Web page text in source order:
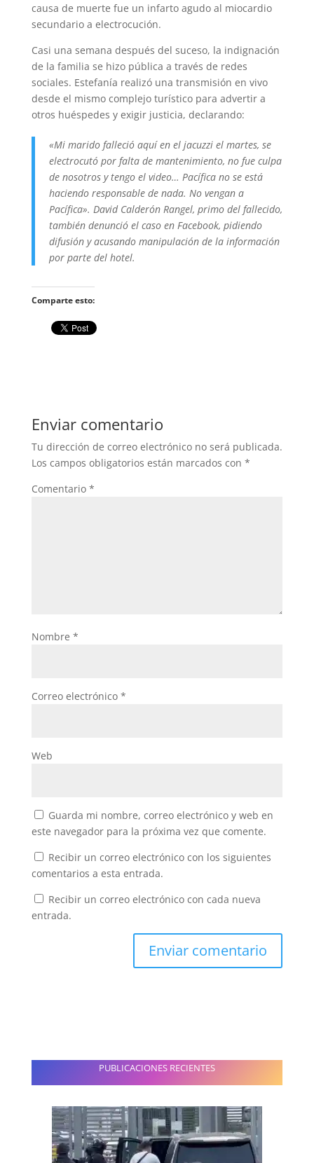
causa de muerte fue un infarto agudo al miocardio
secundario a electrocución.
Casi una semana después del suceso, la indignación
de la familia se hizo pública a través de redes
sociales. Estefanía realizó una transmisión en vivo
desde el mismo complejo turístico para advertir a
otros huéspedes y exigir justicia, declarando:
«Mi marido falleció aquí en el jacuzzi el martes, se
electrocutó por falta de mantenimiento, no fue culpa
de nosotros y tengo el video… Pacífica no se está
haciendo responsable de nada. No vengan a
Pacífica». David Calderón Rangel, primo del fallecido,
también denunció el caso en Facebook, pidiendo
difusión y acusando manipulación de la información
por parte del hotel.
Comparte esto:
Enviar comentario
Tu dirección de correo electrónico no será publicada.
Los campos obligatorios están marcados con *
Comentario *
Nombre *
Correo electrónico *
Web
Guarda mi nombre, correo electrónico y web en
este navegador para la próxima vez que comente.
Recibir un correo electrónico con los siguientes
comentarios a esta entrada.
Recibir un correo electrónico con cada nueva
entrada.
PUBLICACIONES RECIENTES